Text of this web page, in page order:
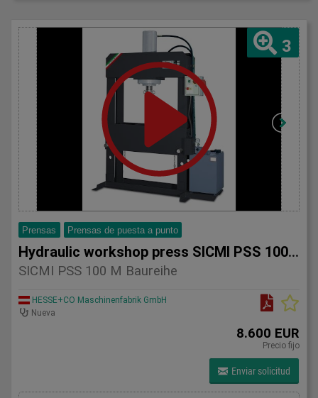
3
Prensas Prensas de puesta a punto
Hydraulic workshop press SICMI PSS 100 M series
SICMI PSS 100 M Baureihe
HESSE+CO Maschinenfabrik GmbH
Nueva
8.600 EUR
Precio fijo
Enviar solicitud